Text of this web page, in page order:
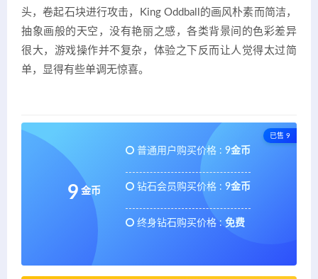
头，卷起石块进行攻击，King Oddball的画风朴素而简洁，
抽象画般的天空，没有艳丽之感，各类背景间的色彩差异
很大，游戏操作并不复杂，体验之下反而让人觉得太过简
单，显得有些单调无惊喜。
已售 9
9 金币
普通用户购买价格 : 9金币
钻石会员购买价格 : 9金币
终身钻石购买价格 : 免费